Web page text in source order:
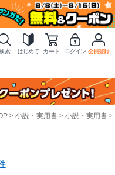
索 はじめて カート ログイン 会員登録
小説・実用書 小説・実用書